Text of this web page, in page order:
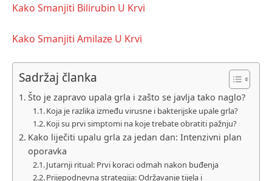
Kako Smanjiti Bilirubin U Krvi
Kako Smanjiti Amilaze U Krvi
Sadržaj članka
Što je zapravo upala grla i zašto se javlja tako naglo?
Koja je razlika između virusne i bakterijske upale grla?
Koji su prvi simptomi na koje trebate obratiti pažnju?
Kako liječiti upalu grla za jedan dan: Intenzivni plan
oporavka
Jutarnji ritual: Prvi koraci odmah nakon buđenja
Prijepodnevna strategija: Održavanje tijela i